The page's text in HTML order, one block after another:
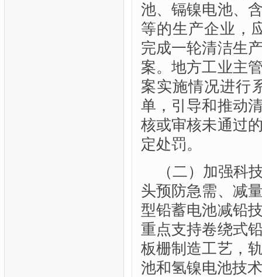
池、镉镍电池、
等的生产企业，
完成一轮清洁生
案。地方工业主
案实施情况进行
单，引导和推动
核或审核未通过
定处罚。
（二）加强科
头预防急需、减
型铅蓄电池减铅
重点支持卷绕式
板栅制造工艺，
池和氢镍电池技